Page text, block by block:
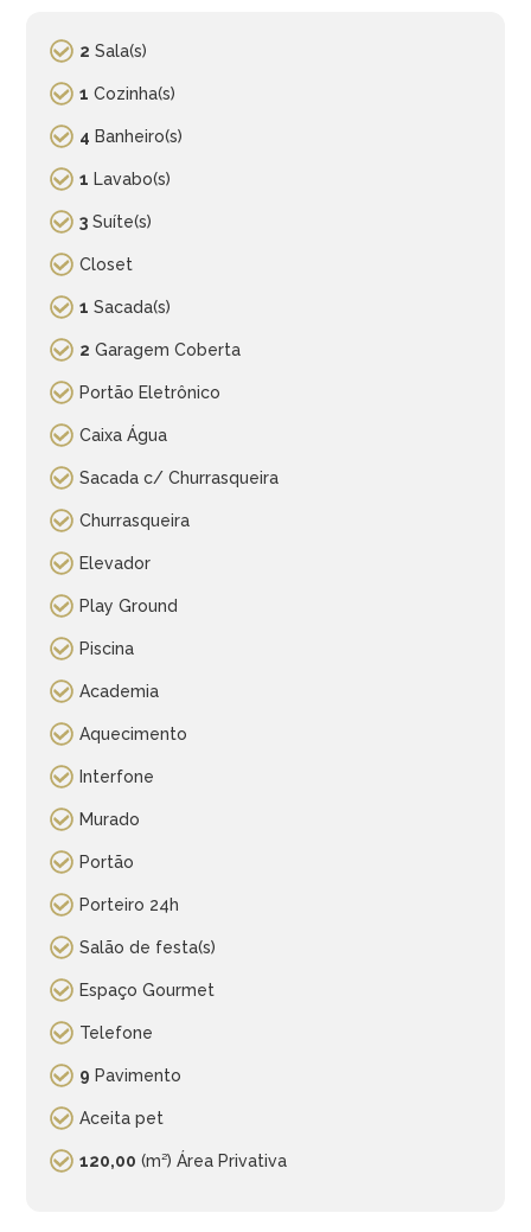
2 Sala(s)
1 Cozinha(s)
4 Banheiro(s)
1 Lavabo(s)
3 Suíte(s)
Closet
1 Sacada(s)
2 Garagem Coberta
Portão Eletrônico
Caixa Água
Sacada c/ Churrasqueira
Churrasqueira
Elevador
Play Ground
Piscina
Academia
Aquecimento
Interfone
Murado
Portão
Porteiro 24h
Salão de festa(s)
Espaço Gourmet
Telefone
9 Pavimento
Aceita pet
120,00 (m²) Área Privativa